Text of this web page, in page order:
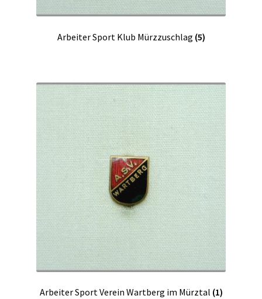
Arbeiter Sport Klub Mürzzuschlag (5)
Arbeiter Sport Verein Wartberg im Mürztal (1)